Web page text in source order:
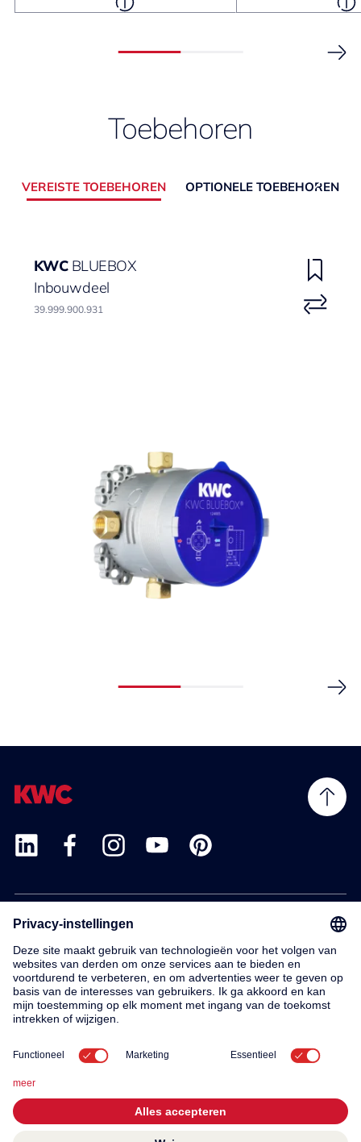
Toebehoren
VEREISTE TOEBEHOREN OPTIONELE TOEBEHOREN
KWC BLUEBOX
Inbouwdeel
39.999.900.931
Service
Contact
© 2026 KWC Group AG